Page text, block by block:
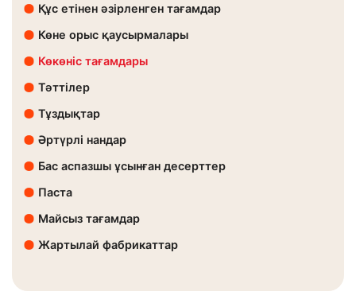
Құс етінен әзірленген тағамдар
Көне орыс қаусырмалары
Көкөніс тағамдары
Тәттілер
Тұздықтар
Әртүрлі нандар
Бас аспазшы ұсынған десерттер
Паста
Майсыз тағамдар
Жартылай фабрикаттар